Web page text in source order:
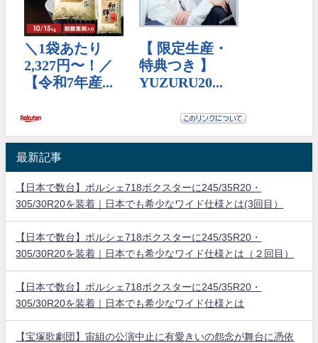
最新記事
【日本で数台】ポルシェ718ボクスターに245/35R20・
305/30R20を装着｜日本でも希少なワイド仕様とは(3回目）
【日本で数台】ポルシェ718ボクスターに245/35R20・
305/30R20を装着｜日本でも希少なワイド仕様とは（２回目）
【日本で数台】ポルシェ718ボクスターに245/35R20・
305/30R20を装着｜日本でも希少なワイド仕様とは
【宝塚歌劇団】宙組の公演中止に有愛きいの怨念が舞台に憑依